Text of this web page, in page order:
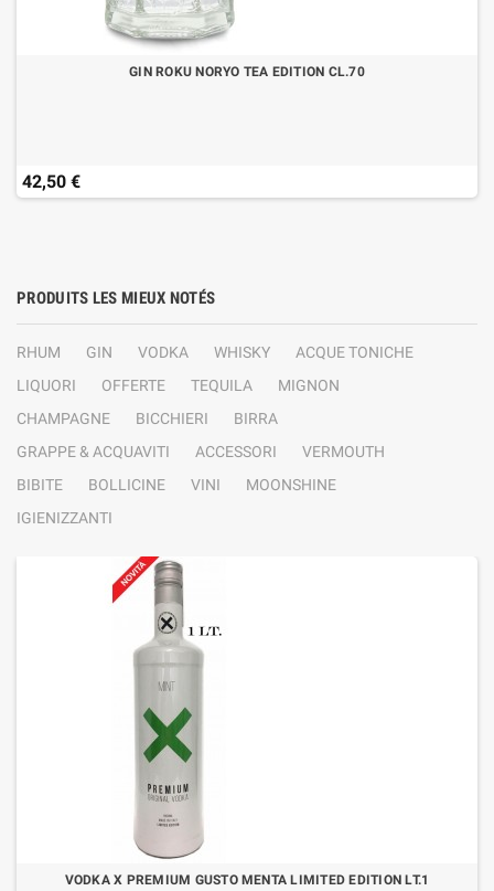
GIN ROKU NORYO TEA EDITION CL.70
42,50 €
PRODUITS LES MIEUX NOTÉS
RHUM GIN VODKA WHISKY
ACQUE TONICHE
LIQUORI
OFFERTE TEQUILA
MIGNON
CHAMPAGNE
BICCHIERI
BIRRA
GRAPPE & ACQUAVITI
ACCESSORI
VERMOUTH
BIBITE
BOLLICINE VINI
MOONSHINE
IGIENIZZANTI
VODKA X PREMIUM GUSTO MENTA LIMITED EDITION LT.1